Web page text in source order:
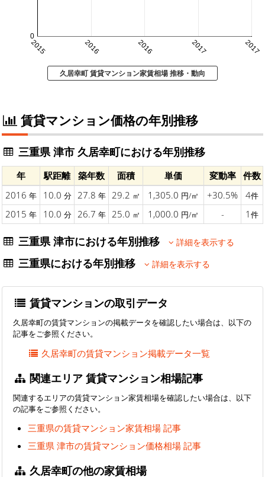
2015 2016 2016 2017 2017
0
久居幸町 賃貸マンション家賃相場 推移・動向
賃貸マンション価格の年別推移
三重県 津市 久居幸町における年別推移
年 駅距離 築年数 面積 単価 変動率
件数
2016 年 10.0 分 27.8 年 29.2 ㎡ 1,305.0 円/㎡ +30.5% 4件
2015 年 10.0 分 26.7 年 25.0 ㎡ 1,000.0 円/㎡ - 1 件
三重県 津市における年別推移 詳細を表示する
三重県における年別推移 詳細を表示する
賃貸マンションの取引データ
久居幸町の賃貸マンションの掲載データを確認したい場合は、以下の
記事をご参照ください。
久居幸町の賃貸マンション掲載データ一覧
関連エリア 賃貸マンション相場記事
関連するエリアの賃貸マンション家賃相場を確認したい場合は、以下
の記事をご参照ください。
三重県の賃貸マンション家賃相場 記事
三重県 津市の賃貸マンション価格相場 記事
久居幸町の他の家賃相場